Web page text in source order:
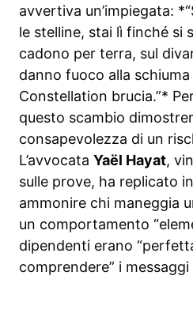
avvertiva un’impiegata:
le stelline, stai lì finché si
cadono per terra, sul
danno fuoco alla
Constellation brucia.”*
questo scambio
consapevolezza di un
L’avvocata Yaël Hayat,
sulle prove, ha replicato
ammonire chi maneggia
un comportamento
dipendenti erano
comprendere” i